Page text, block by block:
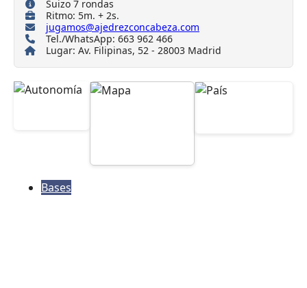
Suizo 7 rondas
Ritmo: 5m. + 2s.
jugamos@ajedrezconcabeza.com
Tel./WhatsApp: 663 962 466
Lugar: Av. Filipinas, 52 - 28003 Madrid
Bases